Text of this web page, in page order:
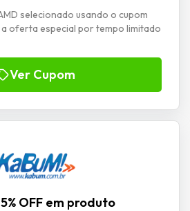
selecionado usando o cupom
oferta especial por tempo limitado
Ver Cupom
OFF em produto